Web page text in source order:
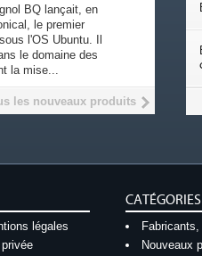
BQ lançait, en
le premier
l'OS Ubuntu. Il
le domaine des
la mise...
les nouveaux produits
légales
CATÉGORIES
Nouveaux